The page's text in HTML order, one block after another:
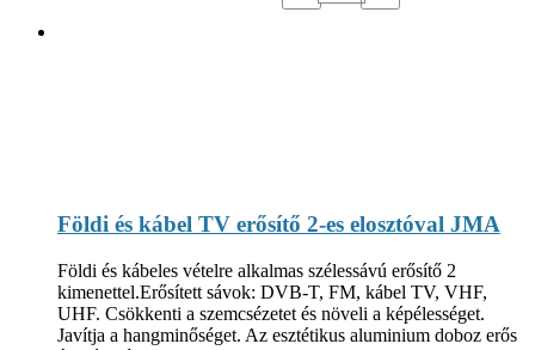
Földi és kábel TV erősítő 2-es elosztóval JMA
Földi és kábeles vételre alkalmas szélessávú erősítő 2
kimenettel.Erősített sávok: DVB-T, FM, kábel TV, VHF,
UHF. Csökkenti a szemcsézetet és növeli a képélességet.
Javítja a hangminőséget. Az esztétikus aluminium doboz erős